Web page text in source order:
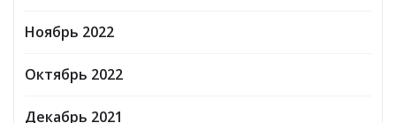
Ноябрь 2022
Октябрь 2022
Декабрь 2021